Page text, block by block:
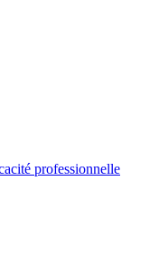
professionnelle